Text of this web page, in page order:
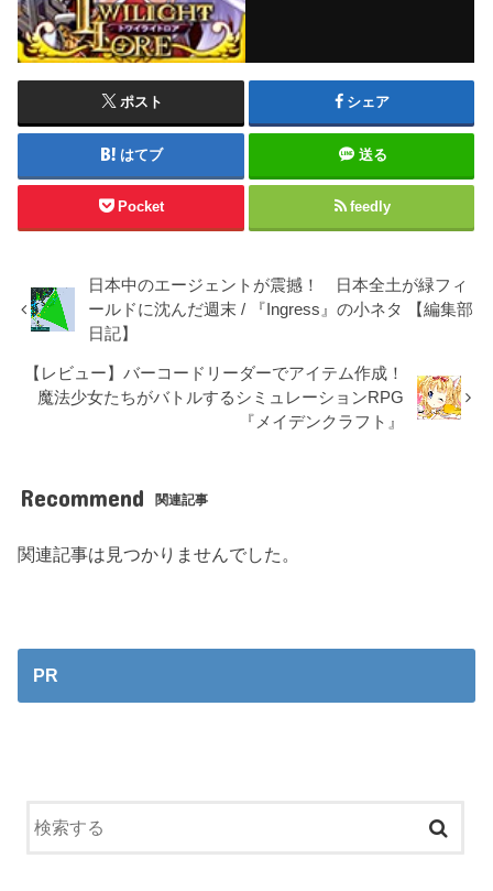
ポスト シェア
はてブ 送る
Pocket feedly
日本中のエージェントが震撼！ 日本全土が緑フィ
ールドに沈んだ週末 / 『Ingress』の小ネタ 【編集部
日記】
【レビュー】バーコードリーダーでアイテム作成！
魔法少女たちがバトルするシミュレーションRPG
『メイデンクラフト』
Recommend 関連記事
関連記事は見つかりませんでした。
PR